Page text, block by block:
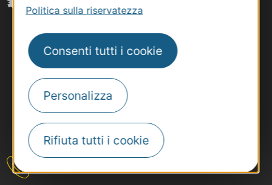
Politica sulla riservatezza
Consenti tutti i cookie
Personalizza
Rifiuta tutti i cookie
#VoyageOccitanie